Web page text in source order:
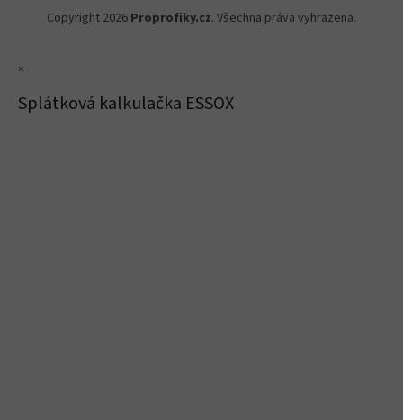
Copyright 2026 Proprofiky.cz. Všechna práva vyhrazena.
×
Splátková kalkulačka ESSOX